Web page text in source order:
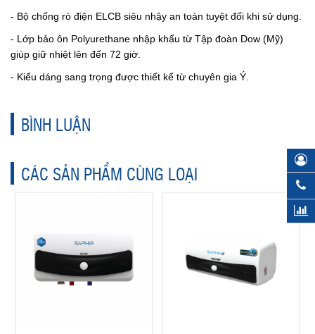
- Bộ chống rò điện ELCB siêu nhậy an toàn tuyệt đối khi sử dụng.
- Lớp bảo ôn Polyurethane nhập khẩu từ Tập đoàn Dow (Mỹ)
giúp giữ nhiệt lên đến 72 giờ.
- Kiểu dáng sang trọng được thiết kế từ chuyên gia Ý.
BÌNH LUẬN
CÁC SẢN PHẨM CÙNG LOẠI